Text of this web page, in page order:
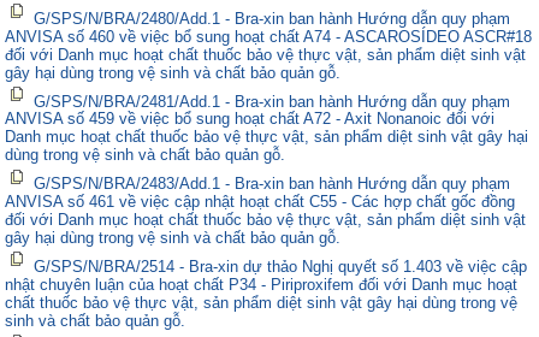
G/SPS/N/BRA/2480/Add.1 - Bra-xin ban hành Hướng dẫn quy phạm
ANVISA số 460 về việc bổ sung hoạt chất A74 - ASCAROSÍDEO ASCR#18
đối với Danh mục hoạt chất thuốc bảo vệ thực vật, sản phẩm diệt sinh vật
gây hại dùng trong vệ sinh và chất bảo quản gỗ.
G/SPS/N/BRA/2481/Add.1 - Bra-xin ban hành Hướng dẫn quy phạm
ANVISA số 459 về việc bổ sung hoạt chất A72 - Axit Nonanoic đối với
Danh mục hoạt chất thuốc bảo vệ thực vật, sản phẩm diệt sinh vật gây hại
dùng trong vệ sinh và chất bảo quản gỗ.
G/SPS/N/BRA/2483/Add.1 - Bra-xin ban hành Hướng dẫn quy phạm
ANVISA số 461 về việc cập nhật hoạt chất C55 - Các hợp chất gốc đồng
đối với Danh mục hoạt chất thuốc bảo vệ thực vật, sản phẩm diệt sinh vật
gây hại dùng trong vệ sinh và chất bảo quản gỗ.
G/SPS/N/BRA/2514 - Bra-xin dự thảo Nghị quyết số 1.403 về việc cập
nhật chuyên luận của hoạt chất P34 - Piriproxifem đối với Danh mục hoạt
chất thuốc bảo vệ thực vật, sản phẩm diệt sinh vật gây hại dùng trong vệ
sinh và chất bảo quản gỗ.